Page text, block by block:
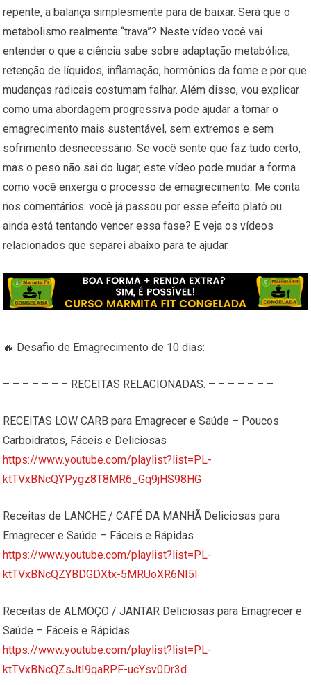
repente, a balança simplesmente para de baixar. Será que o
metabolismo realmente “trava”? Neste vídeo você vai
entender o que a ciência sabe sobre adaptação metabólica,
retenção de líquidos, inflamação, hormônios da fome e por que
mudanças radicais costumam falhar. Além disso, vou explicar
como uma abordagem progressiva pode ajudar a tornar o
emagrecimento mais sustentável, sem extremos e sem
sofrimento desnecessário. Se você sente que faz tudo certo,
mas o peso não sai do lugar, este vídeo pode mudar a forma
como você enxerga o processo de emagrecimento. Me conta
nos comentários: você já passou por esse efeito platô ou
ainda está tentando vencer essa fase? E veja os vídeos
relacionados que separei abaixo para te ajudar.
🔥 Desafio de Emagrecimento de 10 dias:
– – – – – – – RECEITAS RELACIONADAS: – – – – – – –
RECEITAS LOW CARB para Emagrecer e Saúde – Poucos
Carboidratos, Fáceis e Deliciosas
https://www.youtube.com/playlist?list=PL-
ktTVxBNcQYPygz8T8MR6_Gq9jHS98HG
Receitas de LANCHE / CAFÉ DA MANHÃ Deliciosas para
Emagrecer e Saúde – Fáceis e Rápidas
https://www.youtube.com/playlist?list=PL-
ktTVxBNcQZYBDGDXtx-5MRUoXR6NI5I
Receitas de ALMOÇO / JANTAR Deliciosas para Emagrecer e
Saúde – Fáceis e Rápidas
https://www.youtube.com/playlist?list=PL-
ktTVxBNcQZsJtI9qaRPF-ucYsv0Dr3d